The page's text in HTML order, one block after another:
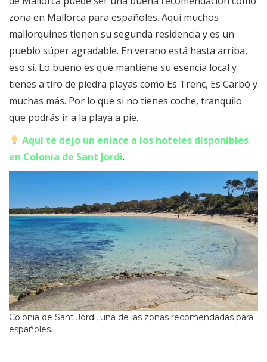
zona en Mallorca para españoles. Aquí muchos
mallorquines tienen su segunda residencia y es un
pueblo súper agradable. En verano está hasta arriba,
eso sí. Lo bueno es que mantiene su esencia local y
tienes a tiro de piedra playas como Es Trenc, Es Carbó y
muchas más. Por lo que si no tienes coche, tranquilo
que podrás ir a la playa a pie.
Aquí te dejo un enlace a los hoteles disponibles
en Colonia de Sant Jordi.
Colonia de Sant Jordi, una de las zonas recomendadas para
españoles.